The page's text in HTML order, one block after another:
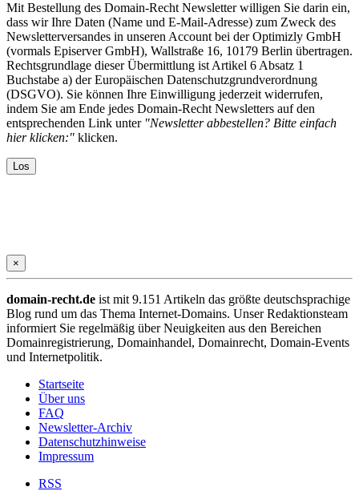
Mit Bestellung des Domain-Recht Newsletter willigen Sie darin ein,
dass wir Ihre Daten (Name und E-Mail-Adresse) zum Zweck des
Newsletterversandes in unseren Account bei der Optimizly GmbH
(vormals Episerver GmbH), Wallstraße 16, 10179 Berlin übertragen.
Rechtsgrundlage dieser Übermittlung ist Artikel 6 Absatz 1
Buchstabe a) der Europäischen Datenschutzgrundverordnung
(DSGVO). Sie können Ihre Einwilligung jederzeit widerrufen,
indem Sie am Ende jedes Domain-Recht Newsletters auf den
entsprechenden Link unter "Newsletter abbestellen? Bitte einfach
hier klicken:" klicken.
×
domain-recht.de ist mit 9.151 Artikeln das größte deutschsprachige
Blog rund um das Thema Internet-Domains. Unser Redaktionsteam
informiert Sie regelmäßig über Neuigkeiten aus den Bereichen
Domainregistrierung, Domainhandel, Domainrecht, Domain-Events
und Internetpolitik.
Startseite
Über uns
FAQ
Newsletter-Archiv
Datenschutzhinweise
Impressum
RSS